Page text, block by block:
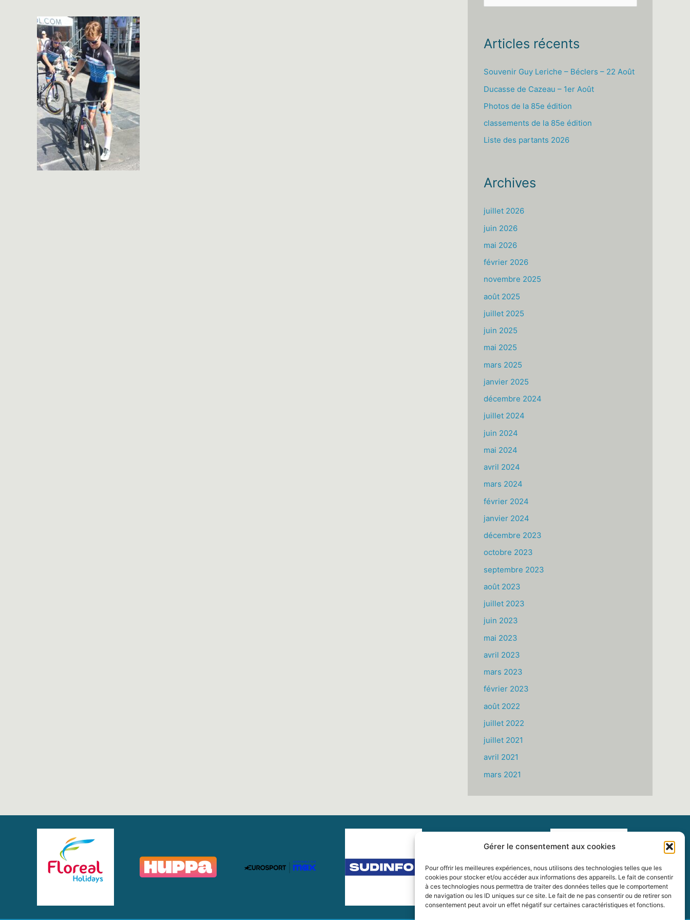
Gérer le consentement aux cookies
Pour offrir les meilleures expériences, nous utilisons des technologies telles que les
cookies pour stocker et/ou accéder aux informations des appareils. Le fait de consentir
à ces technologies nous permettra de traiter des données telles que le comportement
de navigation ou les ID uniques sur ce site. Le fait de ne pas consentir ou de retirer son
consentement peut avoir un effet négatif sur certaines caractéristiques et fonctions.
e
h
e
r
Articles récents
Souvenir Guy Leriche – Béclers – 22 Août
Ducasse de Cazeau – 1er Août
Photos de la 85e édition
classements de la 85e édition
Liste des partants 2026
Archives
juillet 2026
juin 2026
mai 2026
février 2026
novembre 2025
août 2025
juillet 2025
juin 2025
mai 2025
mars 2025
janvier 2025
décembre 2024
juillet 2024
juin 2024
mai 2024
avril 2024
mars 2024
février 2024
janvier 2024
décembre 2023
octobre 2023
septembre 2023
août 2023
juillet 2023
juin 2023
mai 2023
avril 2023
mars 2023
février 2023
août 2022
juillet 2022
juillet 2021
avril 2021
mars 2021